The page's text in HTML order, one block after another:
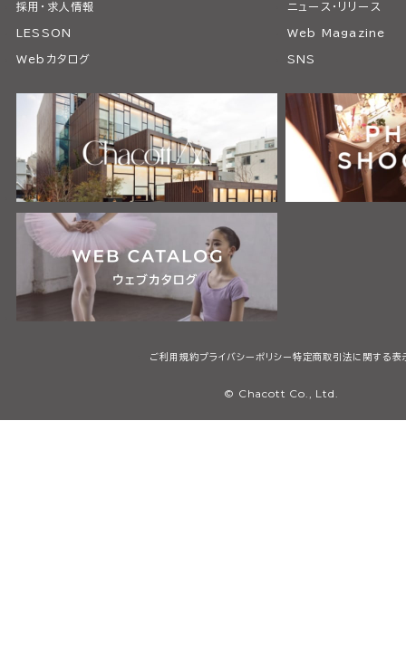
採用・求人情報 ニュース・リリース
LESSON Web Magazine
Webカタログ SNS
ご利用規約プライバシーポリシー特定商取引法に関する表
© Chacott Co., Ltd.